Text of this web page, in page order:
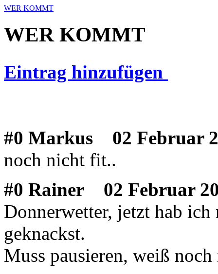
WER KOMMT
WER KOMMT
Eintrag hinzufügen
#0 Markus
02 Februar
noch nicht fit..
#0 Rainer
02 Februar
Donnerwetter, jetzt hab
geknackst.
Muss pausieren, weiß